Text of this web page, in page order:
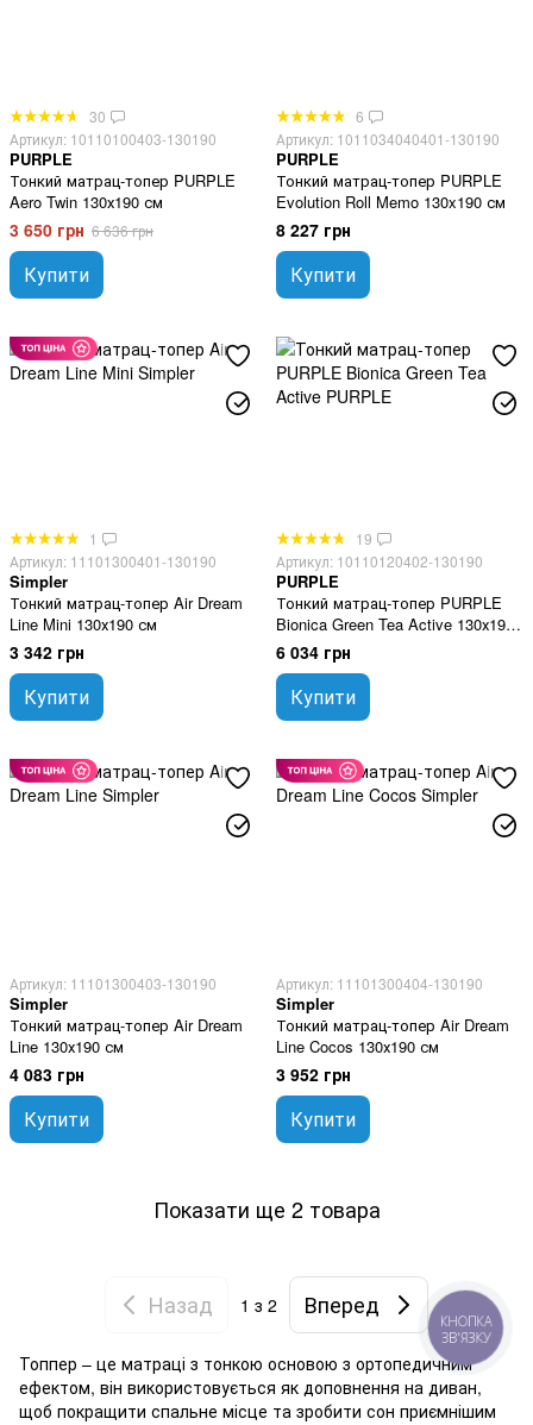
30
Артикул: 10110100403-130190
PURPLE
Тонкий матрац-топер PURPLE
Aero Twin 130х190 см
3 650 грн 6 636 грн
Купити
6
Артикул: 1011034040401-130190
PURPLE
Тонкий матрац-топер PURPLE
Evolution Roll Memo 130x190 см
8 227 грн
Купити
1
Артикул: 11101300401-130190
Simpler
Тонкий матрац-топер Air Dream
Line Mini 130х190 см
3 342 грн
Купити
19
Артикул: 10110120402-130190
PURPLE
Тонкий матрац-топер PURPLE
Bionica Green Tea Active 130х190
см
6 034 грн
Купити
Артикул: 11101300403-130190
Simpler
Тонкий матрац-топер Air Dream
Line 130х190 см
4 083 грн
Купити
Артикул: 11101300404-130190
Simpler
Тонкий матрац-топер Air Dream
Line Cocos 130х190 см
3 952 грн
Купити
Показати ще 2 товара
Назад 1 з 2 Вперед
Топпер – це матраці з тонкою основою з ортопедичним
ефектом, він використовується як доповнення на диван,
щоб покращити спальне місце та зробити сон приємнішим
КНОПКА
ЗВ'ЯЗКУ